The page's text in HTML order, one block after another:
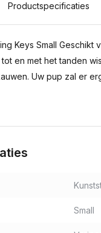
Productspecificaties
Keys Small
tot en met het tanden
Uw pup zal er
Small